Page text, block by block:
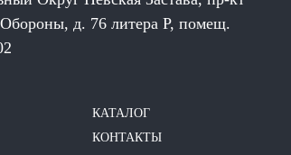
д. 76 литера Р, помещ.
КАТАЛОГ
КОНТАКТЫ